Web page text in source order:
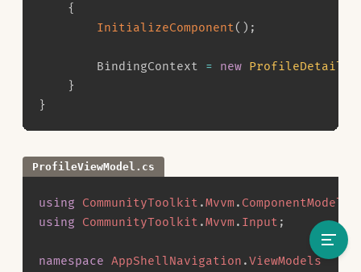
{
InitializeComponent( ) ;
		BindingContext
= new
}
}
ProfileViewModel.cs
using CommunityToolkit .Mvvm . ComponentModel
using
CommunityToolkit .Mvvm . Input ;
namespace AppShellNavigation .ViewModels